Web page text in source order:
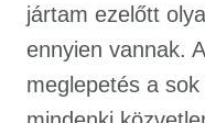
jártam ezelőtt
ennyien vannak.
meglepetés a